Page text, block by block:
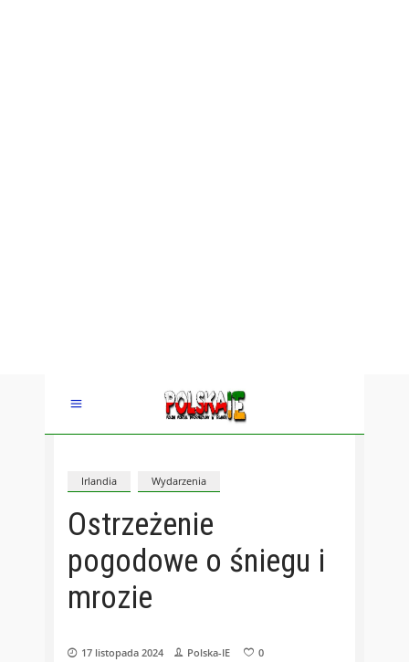
Irlandia Wydarzenia
Ostrzeżenie
pogodowe o śniegu i
mrozie
17 listopada 2024 Polska-IE 0